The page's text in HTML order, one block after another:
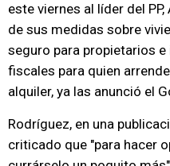
este viernes al líder del
de sus medidas sobre
seguro para propietarios
fiscales para quien
alquiler, ya las anunció el
Rodríguez, en una
criticado que "para hacer